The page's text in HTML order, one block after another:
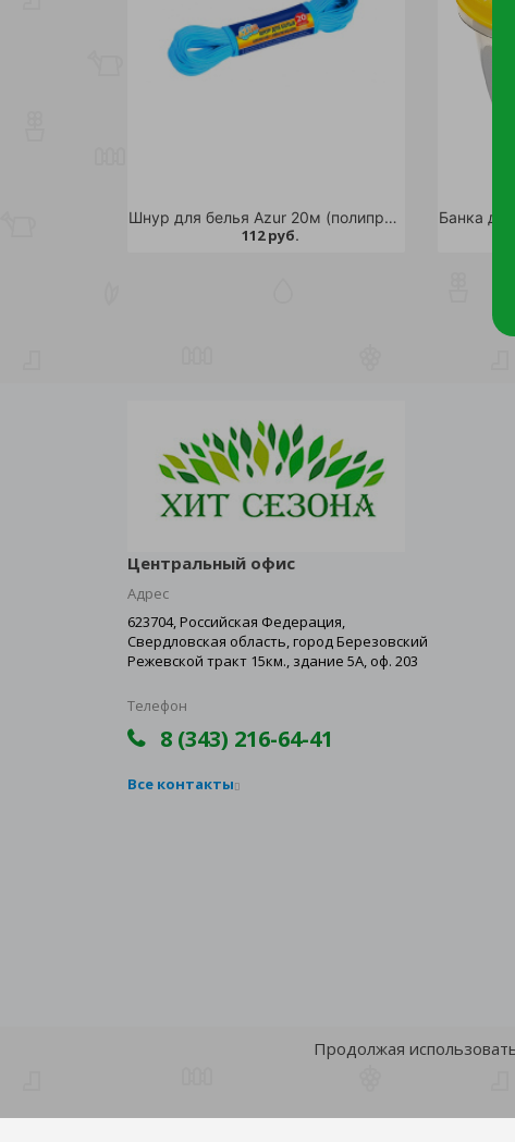
Шнур для белья Azur 20м (полипропилен)
112 руб.
Центральный офис
Адрес
623704, Российская Федерация,
Свердловская область, город Березовский
Режевской тракт 15км., здание 5А, оф. 203
Телефон
8 (343) 216-64-41
Все контакты
Продолжая